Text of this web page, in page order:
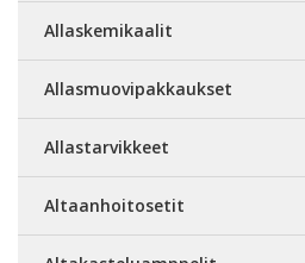
Allaskemikaalit
Allasmuovipakkaukset
Allastarvikkeet
Altaanhoitosetit